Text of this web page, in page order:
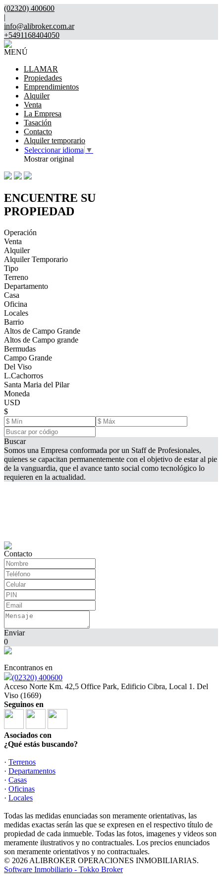
(02320) 400600
|
info@alibroker.com.ar
+5491168404050
MENÚ
LLAMAR
Propiedades
Emprendimientos
Alquiler
Venta
La Empresa
Tasación
Contacto
Alquiler temporario
Seleccionar idioma ▼
Mostrar original
ENCUENTRE SU
PROPIEDAD
Operación
Venta
Alquiler
Alquiler Temporario
Tipo
Terreno
Departamento
Casa
Oficina
Locales
Barrio
Altos de Campo Grande
Altos de Campo grande
Bermudas
Campo Grande
Del Viso
L.Cachorros
Santa Maria del Pilar
Moneda
USD
$
Buscar
Somos una Empresa conformada por un Staff de Profesionales,
quienes se capacitan permanentemente con el objetivo de estar al pie
de la vanguardia, que el avance tanto social como tecnológico lo
requieren en la actualidad.
Contacto
Enviar
0
Encontranos en
(02320) 400600
Acceso Norte Km. 42,5 Office Park, Edificio Cibra, Local 1. Del
Viso (1669)
Seguinos en
Asociados con
¿Qué estás buscando?
· Terrenos
· Departamentos
· Casas
· Oficinas
· Locales
Todas las medidas enunciadas son meramente orientativas, las
medidas exactas serán las que se expresen en el respectivo título de
propiedad de cada inmueble. Todas las fotos, imagenes y videos son
meramente ilustrativos y no contractuales. Los precios enunciados
son meramente orientativos y no contractuales.
© 2026 ALIBROKER OPERACIONES INMOBILIARIAS.
Software Inmobiliario - Tokko Broker